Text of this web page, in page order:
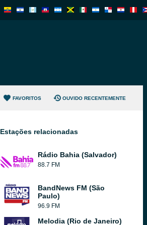
FAVORITOS OUVIDO RECENTEMENTE
Estações relacionadas
Rádio Bahia (Salvador)
88.7 FM
BandNews FM (São
Paulo)
96.9 FM
Melodia (Rio de Janeiro)